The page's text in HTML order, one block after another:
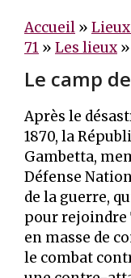
Accueil »
71 » Les lieux »
Le camp
Après le
1870, la
Gambetta,
Défense
de la guerre,
pour rejoindre
en masse de
le combat